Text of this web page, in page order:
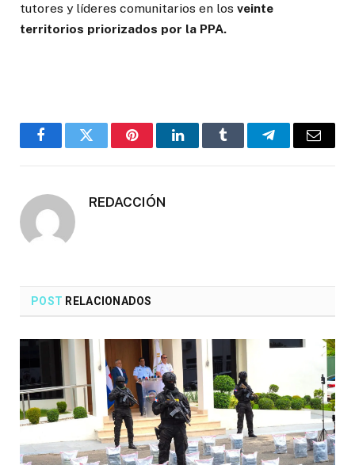
tutores y líderes comunitarios en los veinte
territorios priorizados por la PPA.
FacebookTwitter PinterestLinkedInTumblr TelegramaCorreo
REDACCIÓN
POST RELACIONADOS